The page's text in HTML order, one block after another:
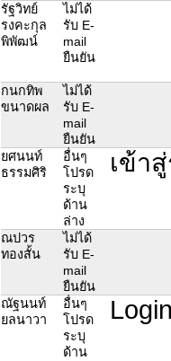
รัฐวิทย์
รงคะกุล
พิพัฒน์
ไม่ได้
รับ E-
mail
ยืนยัน
กนกทิพ
ขนาดผล
ไม่ได้
รับ E-
mail
ยืนยัน
ยศนนท์
ธรรมศิริ
อื่นๆ
โปรด
ระบุ
ด้าน
ล่าง
เข้า
ณปวร
ทองสั้น
ไม่ได้
รับ E-
mail
ยืนยัน
ณัฐนนท์
ยลนาวา
อื่นๆ
โปรด
ระบุ
ด้าน